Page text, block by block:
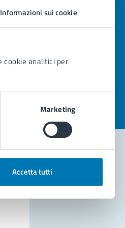
Informazioni sui cookie
cookie analitici per
Marketing
Accetta tutti